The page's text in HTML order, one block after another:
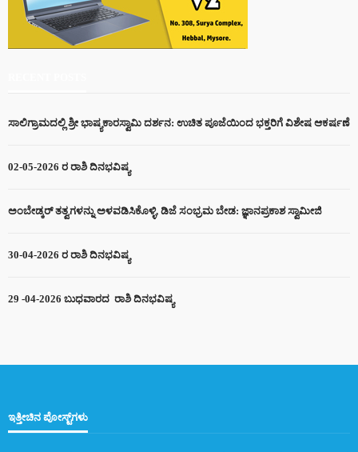
ಸಾಲಿಗ್ರಾಮದಲ್ಲಿ ಶ್ರೀ ಭಾಷ್ಯಕಾರಸ್ವಾಮಿ ದರ್ಶನ: ಉಚಿತ ಪೂಜೆಯಿಂದ ಭಕ್ತರಿಗೆ ವಿಶೇಷ ಆಕರ್ಷಣೆ
02-05-2026 ರ ರಾಶಿ ದಿನಭವಿಷ್ಯ
ಅಂಬೇಡ್ಕರ್ ತತ್ವಗಳನ್ನು ಅಳವಡಿಸಿಕೊಳ್ಳಿ, ಡಿಜೆ ಸಂಭ್ರಮ ಬೇಡ: ಜ್ಞಾನಪ್ರಕಾಶ ಸ್ವಾಮೀಜಿ
30-04-2026 ರ ರಾಶಿ ದಿನಭವಿಷ್ಯ
29 -04-2026 ಬುಧವಾರದ ರಾಶಿ ದಿನಭವಿಷ್ಯ
ಇತ್ತೀಚಿನ ಪೋಸ್ಟ್‌ಗಳು